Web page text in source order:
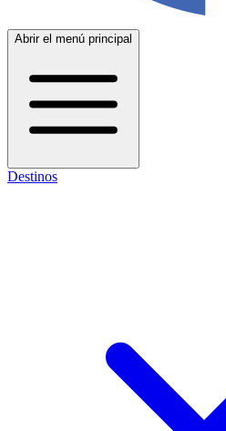
Abrir el menú principal
Destinos